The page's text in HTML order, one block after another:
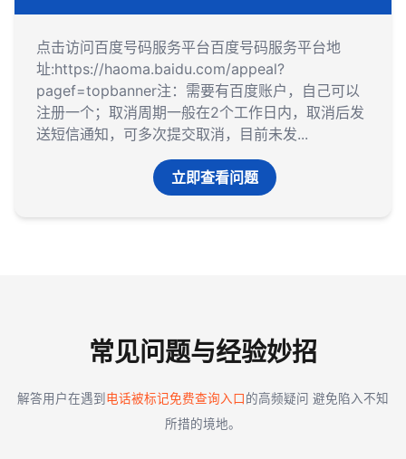
点击访问百度号码服务平台百度号码服务平台地
址:https://haoma.baidu.com/appeal?
pagef=topbanner注：需要有百度账户，自己可以
注册一个；取消周期一般在2个工作日内，取消后发
送短信通知，可多次提交取消，目前未发...
立即查看问题
常见问题与经验妙招
解答用户在遇到 电话被标记免费查询入口的高频疑问 避免陷入不知
所措的境地。